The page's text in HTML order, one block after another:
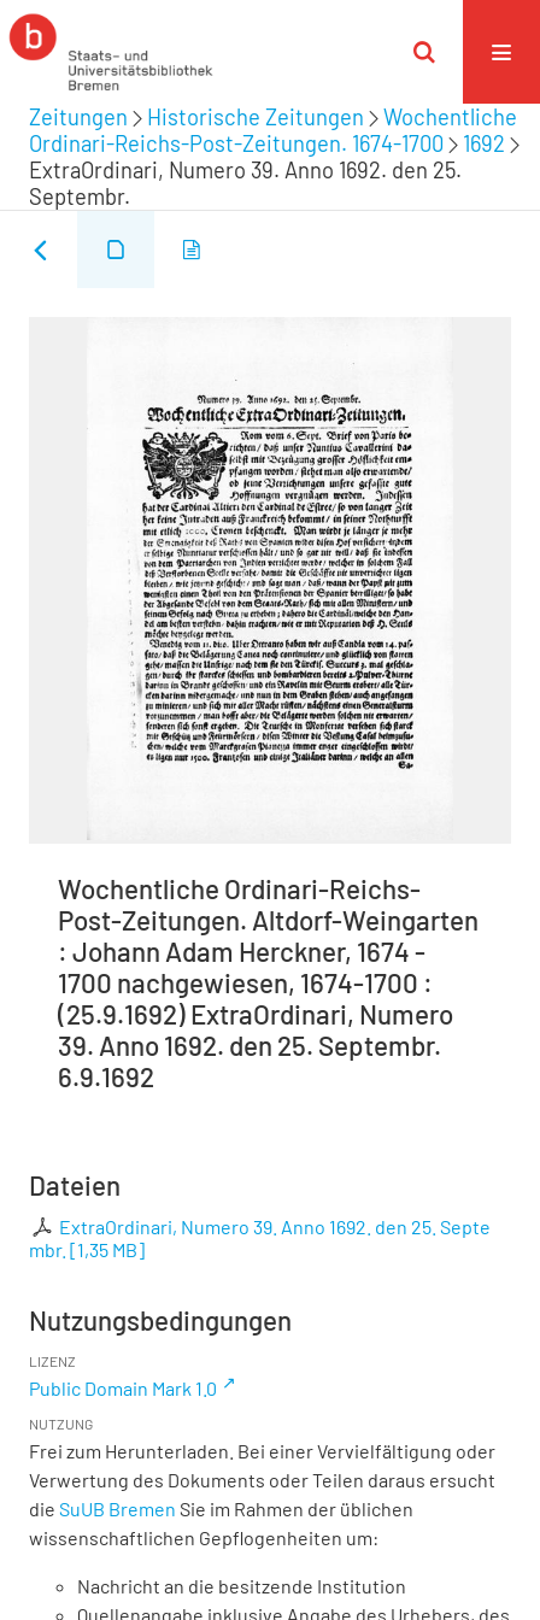
Zeitungen Historische Zeitungen
Wochentliche
Ordinari-Reichs-Post-Zeitungen. 1674-1700
1692
ExtraOrdinari, Numero 39. Anno 1692. den 25.
Septembr.
Wochentliche Ordinari-Reichs-
Post-Zeitungen. Altdorf-Weingarten
: Johann Adam Herckner, 1674 -
1700 nachgewiesen, 1674-1700 :
(25.9.1692) ExtraOrdinari, Numero
39. Anno 1692. den 25. Septembr.
6.9.1692
Dateien
ExtraOrdinari, Numero 39. Anno 1692. den 25. Septe
mbr. [1,35 MB]
Nutzungsbedingungen
LIZENZ
Public Domain Mark 1.0
NUTZUNG
Frei zum Herunterladen. Bei einer Vervielfältigung oder
Verwertung des Dokuments oder Teilen daraus ersucht
die SuUB Bremen Sie im Rahmen der üblichen
wissenschaftlichen Gepflogenheiten um:
Nachricht an die besitzende Institution
Quellenangabe inklusive Angabe des Urhebers, des